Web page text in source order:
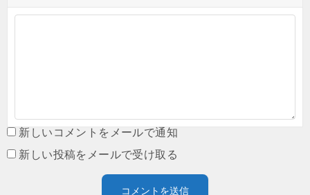
新しいコメントをメールで通知
新しい投稿をメールで受け取る